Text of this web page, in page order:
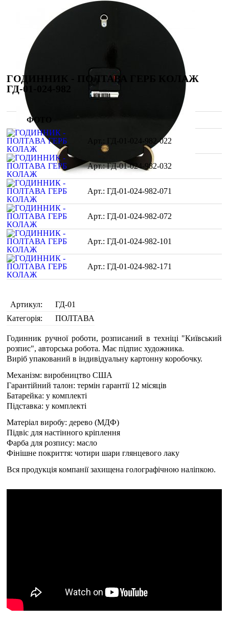
ГОДИННИК - ПОЛТАВА ГЕРБ КОЛАЖ
ГД-01-024-982
ФОТО
ГД-01-024-982-022
ГД-01-024-982-032
ГД-01-024-982-071
ГД-01-024-982-072
ГД-01-024-982-101
ГД-01-024-982-171
Артикул:
ГД-01
Категорія:
ПОЛТАВА
Годинник ручної роботи, розписаний в техніці "Київський
розпис", авторська робота. Має підпис художника.
Виріб упакований в індивідуальну картонну коробочку.
Механізм: виробництво США
Гарантійний талон: термін гарантії 12 місяців
Батарейка: у комплекті
Підставка: у комплекті
Матеріал виробу: дерево (МДФ)
Підвіс для настінного кріплення
Фарба для розпису: масло
Фінішне покриття: чотири шари глянцевого лаку
Вся продукція компанії захищена голографічною наліпкою.